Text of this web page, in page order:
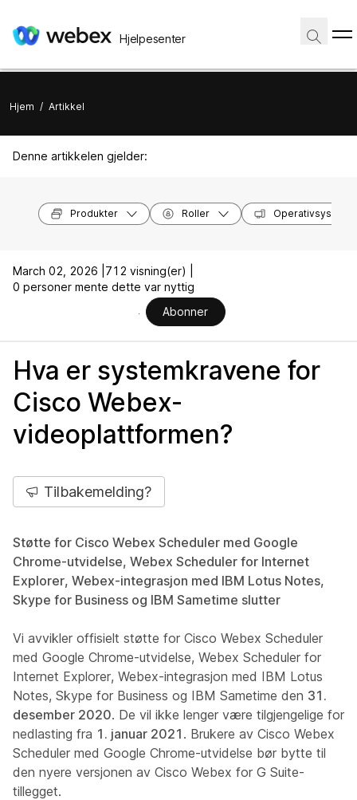
Hjelpesenter
Hjem / Artikkel
Denne artikkelen gjelder:
Produkter Roller
March 02, 2026 | 712 visning(er) |
0 personer mente dette var nyttig
Abonner
Hva er systemkravene for
Cisco Webex-
videoplattformen?
Tilbakemelding?
Støtte for Cisco Webex Scheduler med Google
Chrome-utvidelse, Webex Scheduler for Internet
Explorer, Webex-integrasjon med IBM Lotus Notes,
Skype for Business og IBM Sametime slutter
Vi avvikler offisielt støtte for Cisco Webex Scheduler
med Google Chrome-utvidelse, Webex Scheduler for
Internet Explorer, Webex-integrasjon med IBM Lotus
Notes, Skype for Business og IBM Sametime den 31.
desember 2020. De vil ikke lenger være tilgjengelige for
nedlasting fra 1. januar 2021 . Brukere av Cisco Webex
Scheduler med Google Chrome-utvidelse bør bytte til
den nyere versjonen av Cisco Webex for G Suite-
tillegget.